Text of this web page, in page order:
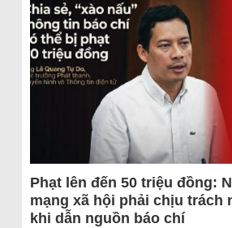
Phạt lên đến 50 triệu đồng:
mạng xã hội phải chịu trách
khi dẫn nguồn báo chí